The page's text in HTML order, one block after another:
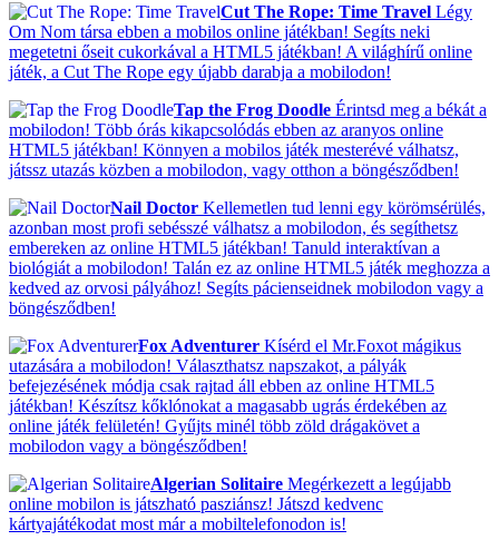
Cut The Rope: Time Travel Légy
Om Nom társa ebben a mobilos online játékban! Segíts neki
megetetni őseit cukorkával a HTML5 játékban! A világhírű online
játék, a Cut The Rope egy újabb darabja a mobilodon!
Tap the Frog Doodle Érintsd meg a békát a
mobilodon! Több órás kikapcsolódás ebben az aranyos online
HTML5 játékban! Könnyen a mobilos játék mesterévé válhatsz,
játssz utazás közben a mobilodon, vagy otthon a böngésződben!
Nail Doctor Kellemetlen tud lenni egy körömsérülés,
azonban most profi sebésszé válhatsz a mobilodon, és segíthetsz
embereken az online HTML5 játékban! Tanuld interaktívan a
biológiát a mobilodon! Talán ez az online HTML5 játék meghozza a
kedved az orvosi pályához! Segíts pácienseidnek mobilodon vagy a
böngésződben!
Fox Adventurer Kísérd el Mr.Foxot mágikus
utazására a mobilodon! Választhatsz napszakot, a pályák
befejezésének módja csak rajtad áll ebben az online HTML5
játékban! Készítsz kőklónokat a magasabb ugrás érdekében az
online játék felületén! Gyűjts minél több zöld drágakövet a
mobilodon vagy a böngésződben!
Algerian Solitaire Megérkezett a legújabb
online mobilon is játszható pasziánsz! Játszd kedvenc
kártyajátékodat most már a mobiltelefonodon is!